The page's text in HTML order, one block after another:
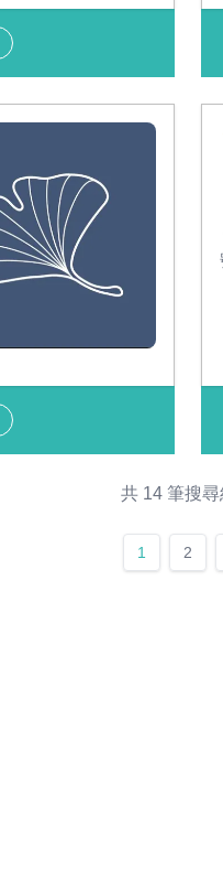
共 14 筆搜
1 2